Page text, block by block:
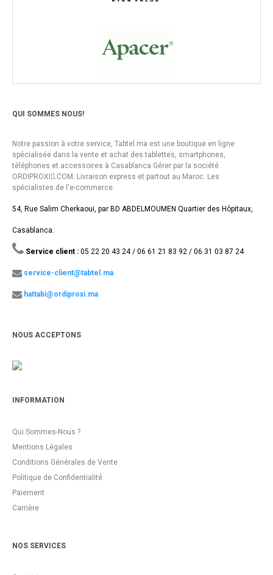
QUI SOMMES NOUS!
Notre passion à votre service, Tabtel.ma est une boutique en ligne
spécialisée dans la vente et achat des tablettes, smartphones,
téléphones et accessoires à Casablanca Gérer par la société
ORDIPROXI.ِCOM. Livraison express et partout au Maroc. Les
spécialistes de l'e-commerce.
54, Rue Salim Cherkaoui, par BD ABDELMOUMEN Quartier des Hôpitaux,
Casablanca.
Service client : 05 22 20 43 24 / 06 61 21 83 92 / 06 31 03 87 24
service-client@tabtel.ma
hattabi@ordiproxi.ma
NOUS ACCEPTONS
INFORMATION
Qui Sommes-Nous ?
Mentions Légales
Conditions Générales de Vente
Politique de Confidentialité
Paiement
Carrière
NOS SERVICES